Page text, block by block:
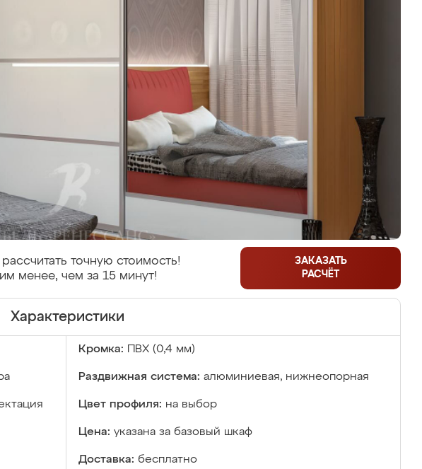
точную стоимость!
менее, чем за 15 минут!
ЗАКАЗАТЬ
РАСЧЁТ
Характеристики
Кромка: ПВХ (0,4 мм)
Раздвижная система: алюминиевая, нижнеопорная
Цвет профиля: на выбор
Цена: указана за базовый шкаф
Доставка: бесплатно